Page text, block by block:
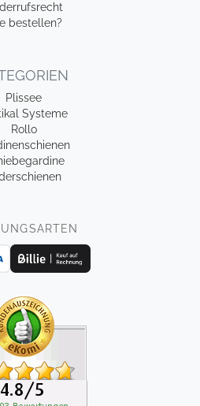
bestellen?
Plissee
Systeme
Rollo